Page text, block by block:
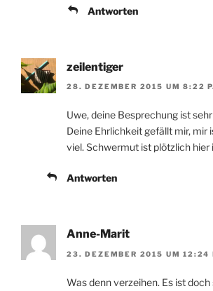
Antworten
zeilentiger
28. DEZEMBER 2015 UM 8:22
Uwe, deine Besprechung ist
Deine Ehrlichkeit gefällt mir, mir
viel. Schwermut ist plötzlich hier
Antworten
Anne-Marit
23. DEZEMBER 2015 UM 12:24
Was denn verzeihen. Es ist